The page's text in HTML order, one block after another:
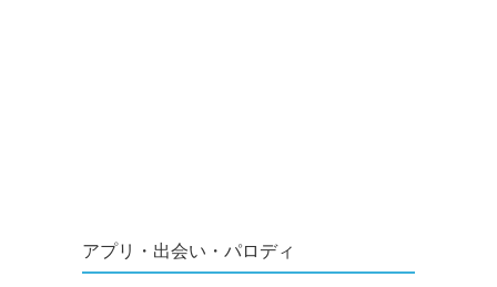
アプリ・出会い・パロディ